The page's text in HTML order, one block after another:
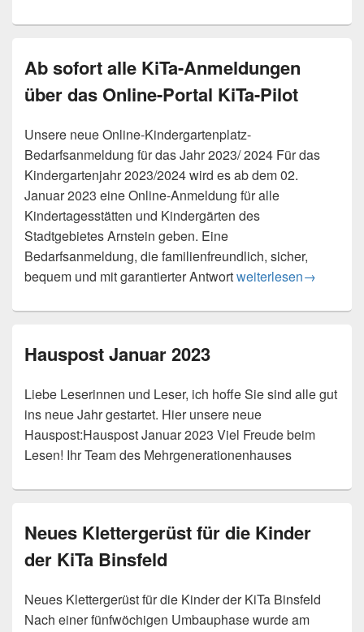
Ab sofort alle KiTa-Anmeldungen
über das Online-Portal KiTa-Pilot
Unsere neue Online-Kindergartenplatz-
Bedarfsanmeldung für das Jahr 2023/ 2024 Für das
Kindergartenjahr 2023/2024 wird es ab dem 02.
Januar 2023 eine Online-Anmeldung für alle
Kindertagesstätten und Kindergärten des
Stadtgebietes Arnstein geben. Eine
Bedarfsanmeldung, die familienfreundlich, sicher,
bequem und mit garantierter AntwortAb sofort alle KiTa-
weiterlesen→
Hauspost Januar 2023
Liebe Leserinnen und Leser, ich hoffe Sie sind alle gut
ins neue Jahr gestartet. Hier unsere neue
Hauspost:Hauspost Januar 2023 Viel Freude beim
Lesen! Ihr Team des Mehrgenerationenhauses
Neues Klettergerüst für die Kinder
der KiTa Binsfeld
Neues Klettergerüst für die Kinder der KiTa Binsfeld
Nach einer fünfwöchigen Umbauphase wurde am